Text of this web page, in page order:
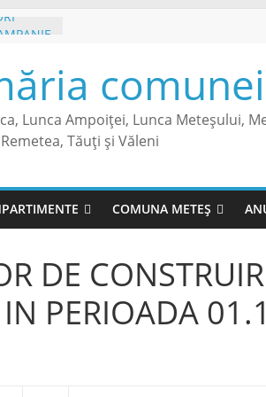
NR. 122
Lunca Ampoiței, Lunca Meteșului,
Tăuți și Văleni
COMUNA METEȘ
DE
PERIOADA